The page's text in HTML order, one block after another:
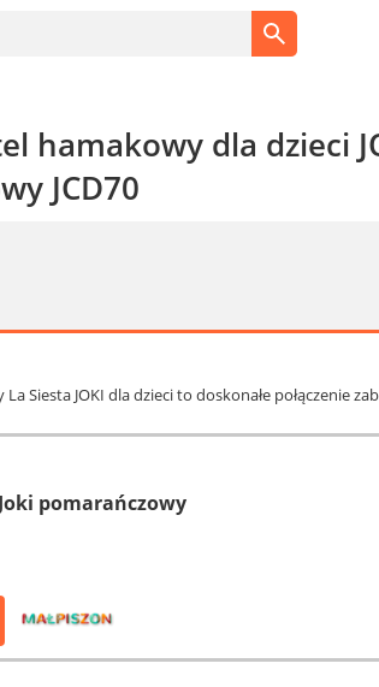
hamakowy dla dzieci
JCD70
Siesta JOKI dla dzieci to doskonałe połączenie
pomarańczowy